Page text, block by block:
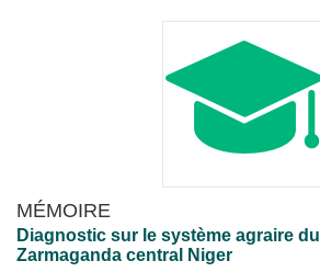
MÉMOIRE
Diagnostic sur le système agraire du
Zarmaganda central Niger